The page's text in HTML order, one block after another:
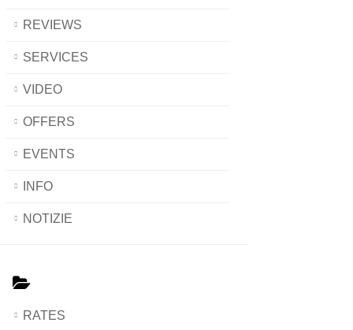
REVIEWS
SERVICES
VIDEO
OFFERS
EVENTS
INFO
NOTIZIE
RATES